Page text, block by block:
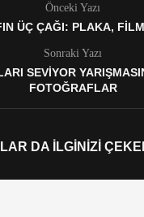
Önceki Yazı
ÜÇ ÇAĞI: PLAKA,
Sonraki Yazı
SEVIYOR
FOTOĞRAFLAR
DA İLGINIZI